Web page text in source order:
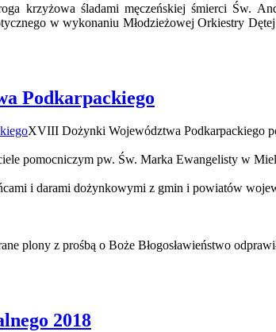
krzyżowa śladami męczeńskiej śmierci Św.
w wykonaniu Młodzieżowej Orkiestry
Podkarpackiego
XVIII Dożynki Województwa Podkarpackiego
pomocniczym pw. Św. Marka Ewangelisty w
i darami dożynkowymi z gmin i powiatów
plony z prośbą o Boże Błogosławieństwo
2018